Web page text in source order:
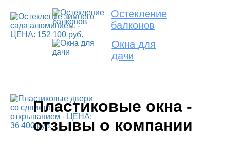
Остекление
балконов
Окна для
дачи
Пластиковые окна -
отзывы о компании